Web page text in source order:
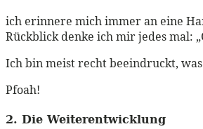
ich erinnere mich immer an eine
Rückblick denke ich mir jedes mal:
Ich bin meist recht beeindruckt, was
Pfoah!
2. Die Weiterentwicklung